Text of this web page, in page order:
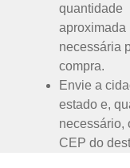
quantidade
aproximada
necessária
compra.
Envie a
estado e,
necessário,
CEP do